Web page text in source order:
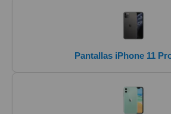
Pantallas iPhone 11